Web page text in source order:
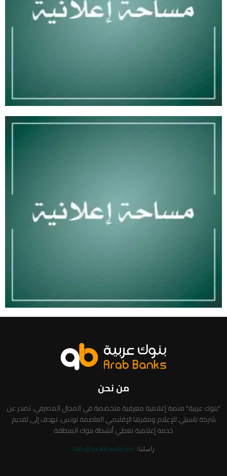
من نحن
"بنوك عربية" منصة إعلامية معرفية متخصصة في المجال المصرفي، تصدر عن
شركة تاسيلي للإعلام ومقرها الإقليمي العاصمة تونس، تهدف إلى تقديم
خدمة إعلامية تغطي أنشطة بنوك المنطقة
راسلنا: info@arabbanks.net